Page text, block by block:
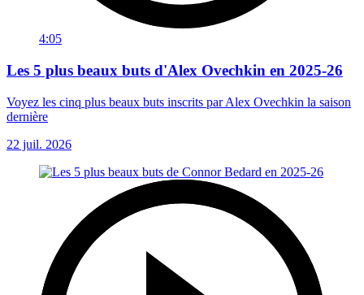
4:05
Les 5 plus beaux buts d'Alex Ovechkin en 2025-26
Voyez les cinq plus beaux buts inscrits par Alex Ovechkin la saison
dernière
22 juil. 2026